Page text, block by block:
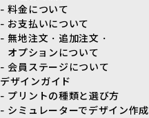
- 料金について
- お支払いについて
- 無地注文・追加注文・
オプションについて
- 会員ステージについて
デザインガイド
- プリントの種類と選び方
- シミュレーターでデザイン作成